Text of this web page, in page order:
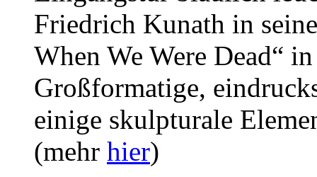
Friedrich Kunath in
When We Were Dead“
Großformatige,
einige skulpturale
(mehr hier)